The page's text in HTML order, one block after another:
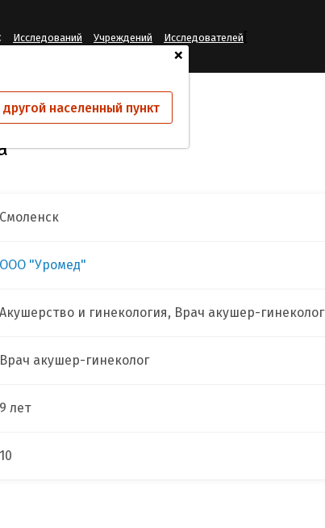
+
населенный пункт
Исследований Учреждений Исследователей
Юрьевна
Смоленск
ООО "Уромед"
Акушерство и гинекология, Врач акушер-гинеколог
Врач акушер-гинеколог
9 лет
10